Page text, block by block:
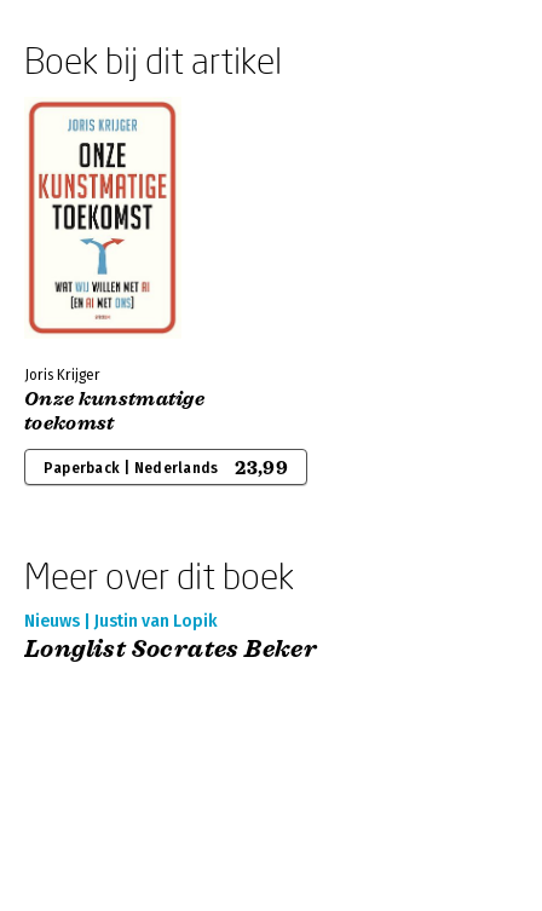
Boek bij dit artikel
Joris Krijger
Onze kunstmatige
toekomst
Paperback | Nederlands 23,99
Meer over dit boek
Nieuws | Justin van Lopik
Longlist Socrates Beker